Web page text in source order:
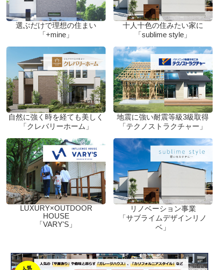
選ぶだけで理想の住まい
「+mine」
十人十色の住みたい家に
「sublime style」
自然に強く時を経ても美しく
「クレバリーホーム」
地震に強い耐震等級3級取得
「テクノストラクチャー」
LUXURY×OUTDOOR
HOUSE
「VARY'S」
リノベーション事業
「サブライムデザインリノ
ベ」